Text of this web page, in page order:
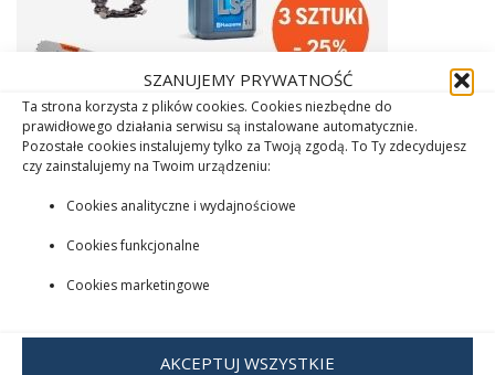
SZANUJEMY PRYWATNOŚĆ
Ta strona korzysta z plików cookies. Cookies niezbędne do
prawidłowego działania serwisu są instalowane automatycznie.
Pozostałe cookies instalujemy tylko za Twoją zgodą. To Ty zdecydujesz
czy zainstalujemy na Twoim urządzeniu:
Cookies analityczne i wydajnościowe
Cookies funkcjonalne
Cookies marketingowe
AKCEPTUJ WSZYSTKIE